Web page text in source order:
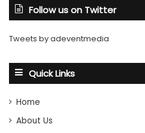
Follow us on Twitter
Tweets by adeventmedia
Quick Links
Home
About Us